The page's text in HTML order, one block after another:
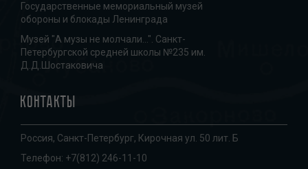
Государственные мемориальный музей
обороны и блокады Ленинграда
Музей "А музы не молчали...". Санкт-
Петербургской средней школы №235 им.
Д.Д.Шостаковича
Контакты
Россия, Санкт-Петербург, Кирочная ул. 50 лит. Б
Телефон: +7(812) 246-11-10